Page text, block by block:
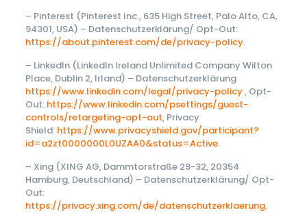
– Pinterest (Pinterest Inc., 635 High Street, Palo Alto, CA,
94301, USA) – Datenschutzerklärung/ Opt-Out:
https://about.pinterest.com/de/privacy-policy.
– LinkedIn (LinkedIn Ireland Unlimited Company Wilton
Place, Dublin 2, Irland) – Datenschutzerklärung
https://www.linkedin.com/legal/privacy-policy, Opt-
Out: https://www.linkedin.com/psettings/guest-
controls/retargeting-opt-out, Privacy
Shield: https://www.privacyshield.gov/participant?
id=a2zt0000000L0UZAA0&status=Active.
– Xing (XING AG, Dammtorstraße 29-32, 20354
Hamburg, Deutschland) – Datenschutzerklärung/ Opt-
Out:
https://privacy.xing.com/de/datenschutzerklaerung.